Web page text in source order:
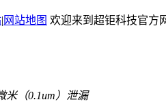
| 网站地图 欢迎来到超钜科技官方
米（0.1um）泄漏